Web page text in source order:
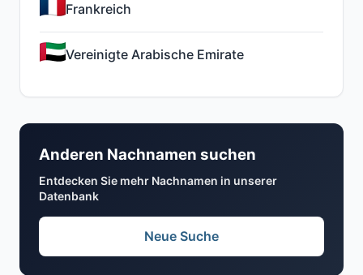
Frankreich
Vereinigte Arabische Emirate
Anderen Nachnamen suchen
Entdecken Sie mehr Nachnamen in unserer
Datenbank
Neue Suche